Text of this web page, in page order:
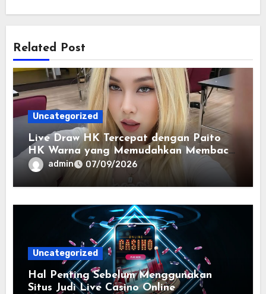
Related Post
Uncategorized
Live Draw HK Tercepat dengan Paito
HK Warna yang Memudahkan Membaca
Riwayat Data
admin 07/09/2026
Uncategorized
Hal Penting Sebelum Menggunakan
Situs Judi Live Casino Online